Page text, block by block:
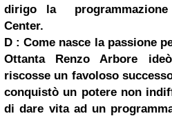
dirigo la
Center.
D : Come nasce la passione
Ottanta Renzo Arbore
riscosse un favoloso
conquistò un potere non
di dare vita ad un